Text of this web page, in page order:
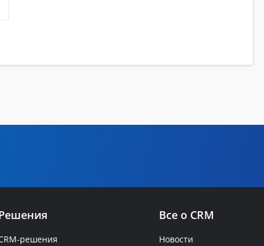
решения
Все о CRM
Новости